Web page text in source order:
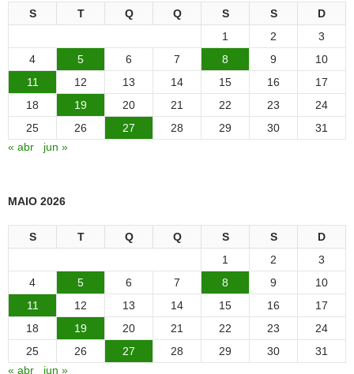
S T Q Q S S
D
1
2
3
4
5 6 7 8 9
10
11
12 13 14 15 16
17
18
19 20 21 22 23
24
25
26 27 28 29 30
31
« abr
jun »
MAIO 2026
S T Q Q S S
D
1
2
3
4
5 6 7 8 9
10
11
12 13 14 15 16
17
18
19 20 21 22 23
24
25
26 27 28 29 30
31
« abr
jun »